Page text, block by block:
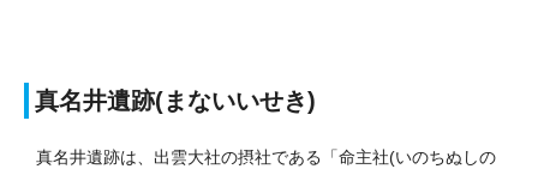
真名井遺跡(まないいせき)
真名井遺跡は、出雲大社の摂社である「命主社(いのちぬしの